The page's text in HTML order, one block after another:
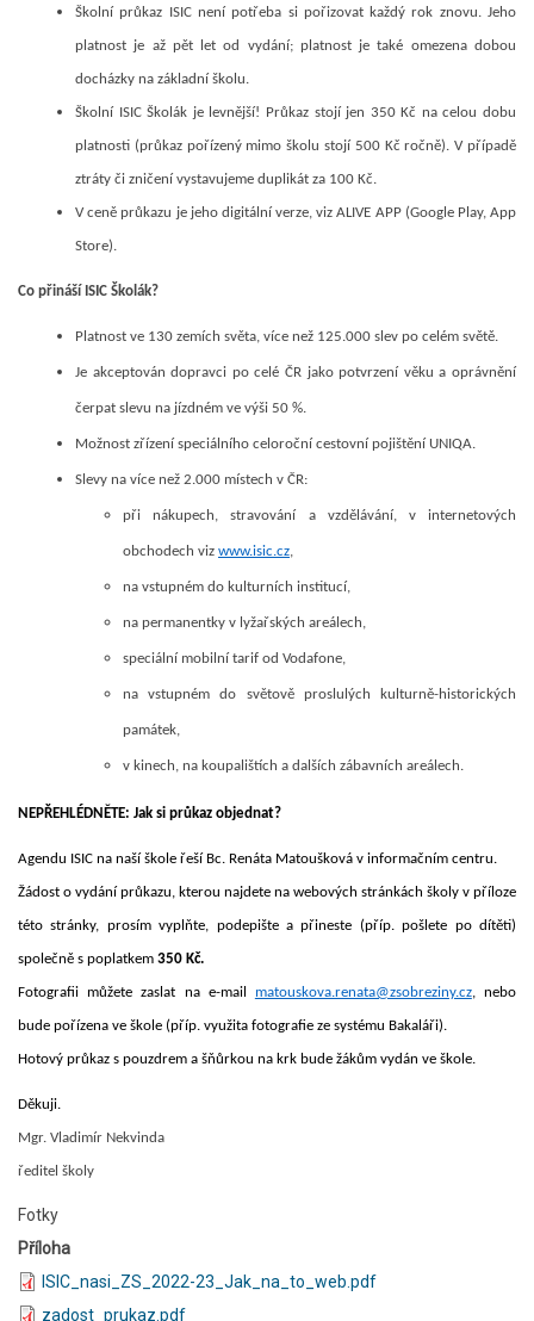
Školní průkaz ISIC není potřeba si pořizovat každý rok znovu. Jeho
platnost je až pět let od vydání; platnost je také omezena dobou
docházky na základní školu.
Školní ISIC Školák je levnější! Průkaz stojí jen 350 Kč na celou dobu
platnosti (průkaz pořízený mimo školu stojí 500 Kč ročně). V případě
ztráty či zničení vystavujeme duplikát za 100 Kč.
V ceně průkazu je jeho digitální verze, viz ALIVE APP (Google Play, App
Store).
Co přináší ISIC Školák?
Platnost ve 130 zemích světa, více než 125.000 slev po celém světě.
Je akceptován dopravci po celé ČR jako potvrzení věku a oprávnění
čerpat slevu na jízdném ve výši 50 %.
Možnost zřízení speciálního celoroční cestovní pojištění UNIQA.
Slevy na více než 2.000 místech v ČR:
při nákupech, stravování a vzdělávání, v internetových
obchodech viz www.isic.cz,
na vstupném do kulturních institucí,
na permanentky v lyžařských areálech,
speciální mobilní tarif od Vodafone,
na vstupném do světově proslulých kulturně-historických
památek,
v kinech, na koupalištích a dalších zábavních areálech.
NEPŘEHLÉDNĚTE: Jak si průkaz objednat?
Agendu ISIC na naší škole řeší Bc. Renáta Matoušková v informačním centru.
Žádost o vydání průkazu, kterou najdete na webových stránkách školy v příloze
této stránky, prosím vyplňte, podepište a přineste (příp. pošlete po dítěti)
společně s poplatkem 350 Kč.
Fotografii můžete zaslat na e-mail matouskova.renata@zsobreziny.cz, nebo
bude pořízena ve škole (příp. využita fotografie ze systému Bakaláři).
Hotový průkaz s pouzdrem a šňůrkou na krk bude žákům vydán ve škole.
Děkuji.
Mgr. Vladimír Nekvinda
ředitel školy
Fotky
Příloha
ISIC_nasi_ZS_2022-23_Jak_na_to_web.pdf
zadost_prukaz.pdf